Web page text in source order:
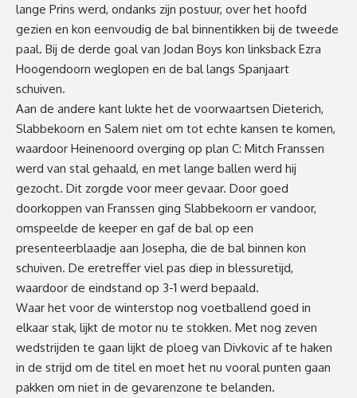
lange Prins werd, ondanks zijn postuur, over het hoofd
gezien en kon eenvoudig de bal binnentikken bij de tweede
paal. Bij de derde goal van Jodan Boys kon linksback Ezra
Hoogendoorn weglopen en de bal langs Spanjaart
schuiven.
Aan de andere kant lukte het de voorwaartsen Dieterich,
Slabbekoorn en Salem niet om tot echte kansen te komen,
waardoor Heinenoord overging op plan C: Mitch Franssen
werd van stal gehaald, en met lange ballen werd hij
gezocht. Dit zorgde voor meer gevaar. Door goed
doorkoppen van Franssen ging Slabbekoorn er vandoor,
omspeelde de keeper en gaf de bal op een
presenteerblaadje aan Josepha, die de bal binnen kon
schuiven. De eretreffer viel pas diep in blessuretijd,
waardoor de eindstand op 3-1 werd bepaald.
Waar het voor de winterstop nog voetballend goed in
elkaar stak, lijkt de motor nu te stokken. Met nog zeven
wedstrijden te gaan lijkt de ploeg van Divkovic af te haken
in de strijd om de titel en moet het nu vooral punten gaan
pakken om niet in de gevarenzone te belanden.